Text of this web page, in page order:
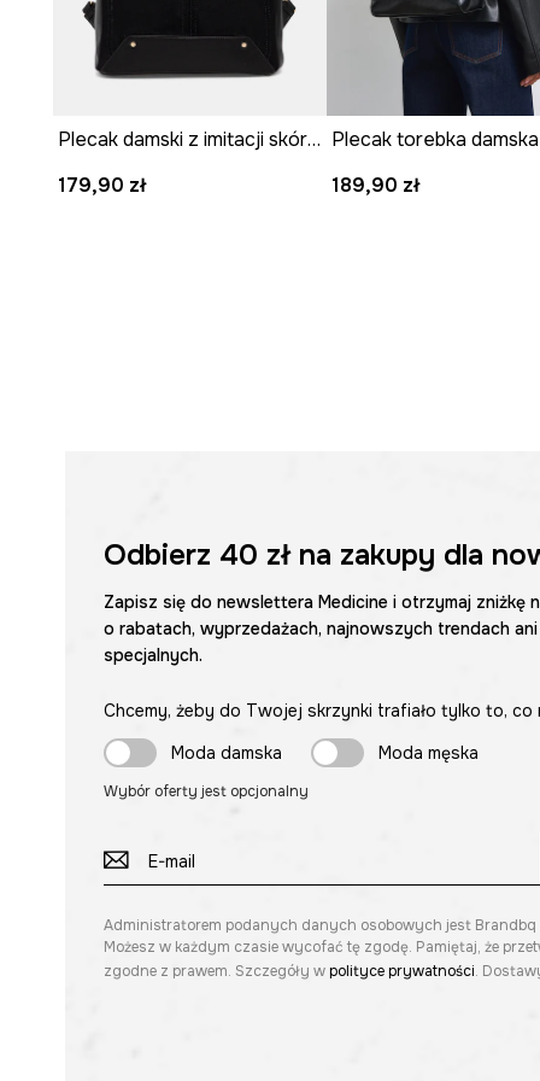
Plecak damski z imitacji skóry i imitacji zamszu
179,90 zł
189,90 zł
Odbierz 40 złna zakupy dla
Zapisz się do newslettera Medicine i otrzymaj zniżkę
o rabatach, wyprzedażach, najnowszych trendach
specjalnych.
Chcemy, żeby do Twojej skrzynki trafiało tylko to,
Moda damska
Moda męska
Wybór oferty jest opcjonalny
Administratorem podanych danych osobowych jest Brandbq
Możesz w każdym czasie wycofać tę zgodę. Pamiętaj, że
zgodne z prawem. Szczegóły w polityce prywatności.